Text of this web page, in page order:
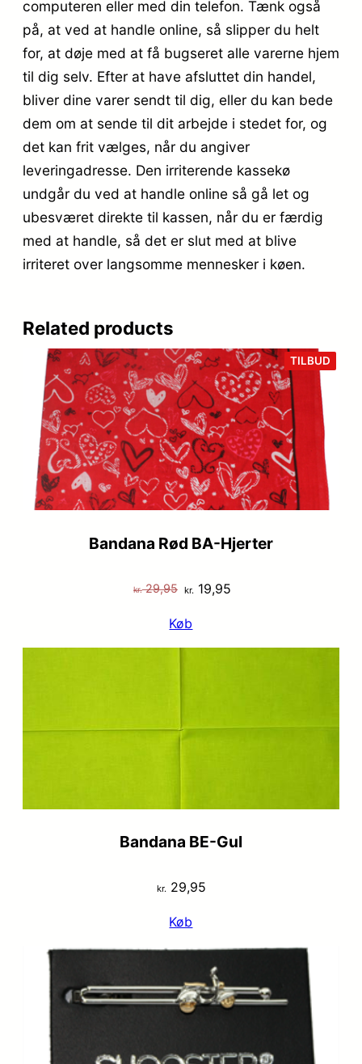
computeren eller med din telefon. Tænk også
på, at ved at handle online, så slipper du helt
for, at døje med at få bugseret alle varerne hjem
til dig selv. Efter at have afsluttet din handel,
bliver dine varer sendt til dig, eller du kan bede
dem om at sende til dit arbejde i stedet for, og
det kan frit vælges, når du angiver
leveringadresse. Den irriterende kassekø
undgår du ved at handle online så gå let og
ubesværet direkte til kassen, når du er færdig
med at handle, så det er slut med at blive
irriteret over langsomme mennesker i køen.
Related products
TILBUD
PÅ
Bandana Rød BA-Hjerter
kr.29,95 Den
pris
var:
kr. 19,95
er:
Køb
Bandana BE-Gul
kr.29,95
Køb